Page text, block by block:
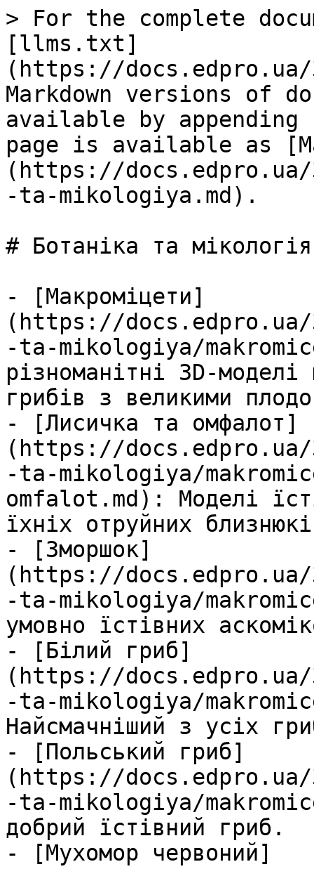
> For the complete
[llms.txt]
(https://
Markdown versions of
available by
page is available as
(https://docs.edpro.ua/
-ta-mikologiya.md).
# Ботаніка та мікологія
- [Макроміцети]
(https://docs.edpro.ua/
-ta-mikologiya/
різноманітні 3D-
грибів з великими
- [Лисичка та омфалот]
(https://docs.edpro.ua/
-ta-mikologiya/
omfalot.md): Моделі
їхніх отруйних
- [Зморшок]
(https://docs.edpro.ua/
-ta-mikologiya/
умовно їстівних
- [Білий гриб]
(https://docs.edpro.ua/
-ta-mikologiya/
Найсмачніший з усіх
- [Польський гриб]
(https://docs.edpro.ua/
-ta-mikologiya/
добрий їстівний гриб.
- [Мухомор червоний]